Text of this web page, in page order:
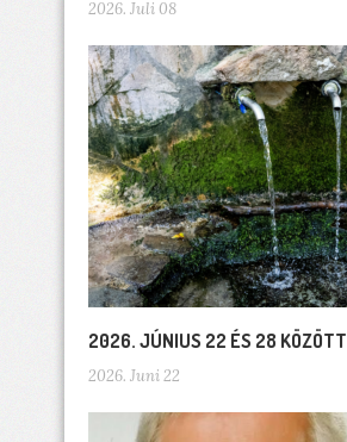
2026. Juli 08
2026. JÚNIUS 22 ÉS 28 KÖZÖTT
2026. Juni 22